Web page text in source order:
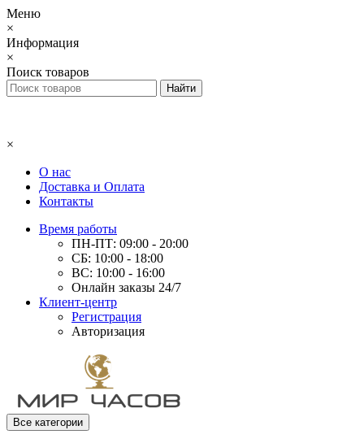
Меню
×
Информация
×
Поиск товаров
×
О нас
Доставка и Оплата
Контакты
Время работы
ПН-ПТ: 09:00 - 20:00
СБ: 10:00 - 18:00
ВС: 10:00 - 16:00
Онлайн заказы 24/7
Клиент-центр
Регистрация
Авторизация
Все категории